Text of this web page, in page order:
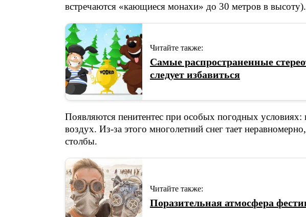
встречаются «кающиеся монахи» до 30 метров в высоту).
Читайте также:
Самые распространенные
следует избавиться
Появляются пенитентес при особых погодных условиях:
воздух. Из-за этого многолетний снег тает
столбы.
Читайте также:
Поразительная атмосфера